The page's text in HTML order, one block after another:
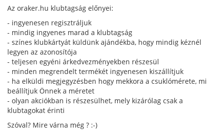
Az oraker.hu klubtagság előnyei:
- ingyenesen regisztráljuk
- mindig ingyenes marad a klubtagság
- színes klubkártyát küldünk ajándékba, hogy mindig kéznél
legyen az azonosítója
- teljesen egyéni árkedvezményekben részesül
- minden megrendelt termékét ingyenesen kiszállítjuk
- ha elküldi megjegyzésben hogy mekkora a csuklómérete, mi
beállítjuk Önnek a méretet
- olyan akciókban is részesülhet, mely kizárólag csak a
klubtagokat érinti
Szóval? Mire várna még ? :-)